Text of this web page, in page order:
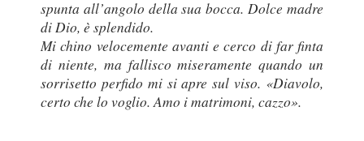
spunta all’angolo della sua bocca. Dolce madre
di Dio, è splendido.
Mi chino velocemente avanti e cerco di far finta
di niente, ma fallisco miseramente quando un
sorrisetto perfido mi si apre sul viso. «Diavolo,
certo che lo voglio. Amo i matrimoni, cazzo».